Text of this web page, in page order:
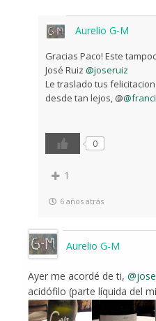
Aurelio G-M
Gracias Paco! Este
José Ruiz@joseruiz
Le traslado tus
desde tan lejos, @
0
1
6 años atrás
Aurelio G-M
Ayer me acordé de ti,
acidófilo (parte líquida del